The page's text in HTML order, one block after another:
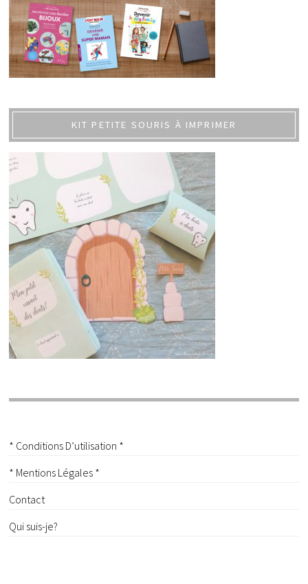
KIT PETITE SOURIS À IMPRIMER
* Conditions D’utilisation *
* Mentions Légales *
Contact
Qui suis-je?